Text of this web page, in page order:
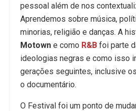
pessoal além de nos
Aprendemos sobre música,
minorias, religião e danças. A
Motown e como R&B foi parte
ideologias negras e como isso
gerações seguintes, inclusive
o documentário.
O Festival foi um ponto de